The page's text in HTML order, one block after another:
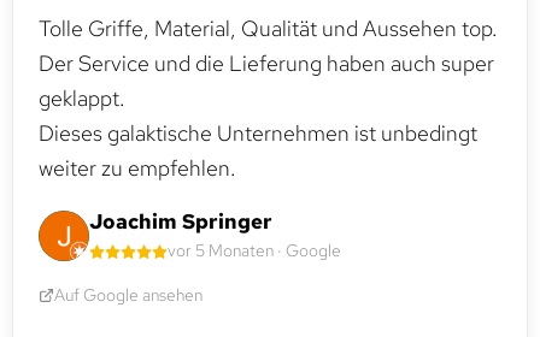
Tolle Griffe, Material, Qualität und Aussehen top.
Der Service und die Lieferung haben auch super
geklappt.
Dieses galaktische Unternehmen ist unbedingt
weiter zu empfehlen.
Joachim Springer
vor 5 Monaten · Google
Auf Google ansehen